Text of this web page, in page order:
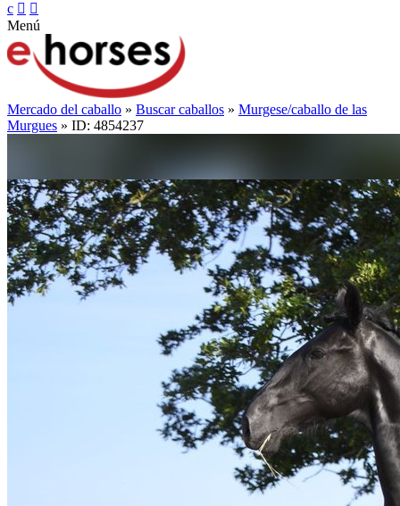
c  
Menú
Mercado del caballo » Buscar caballos » Murgese/caballo de las
Murgues » ID: 4854237